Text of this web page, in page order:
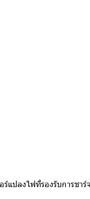
แปลงไฟที่รองรับการช